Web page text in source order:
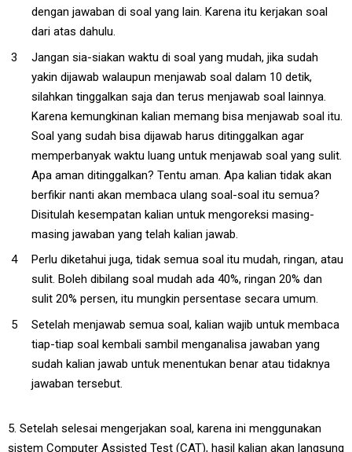
dengan jawaban di soal yang lain. Karena itu kerjakan soal
dari atas dahulu.
Jangan sia-siakan waktu di soal yang mudah, jika sudah
yakin dijawab walaupun menjawab soal dalam 10 detik,
silahkan tinggalkan saja dan terus menjawab soal lainnya.
Karena kemungkinan kalian memang bisa menjawab soal itu.
Soal yang sudah bisa dijawab harus ditinggalkan agar
memperbanyak waktu luang untuk menjawab soal yang sulit.
Apa aman ditinggalkan? Tentu aman. Apa kalian tidak akan
berfikir nanti akan membaca ulang soal-soal itu semua?
Disitulah kesempatan kalian untuk mengoreksi masing-
masing jawaban yang telah kalian jawab.
Perlu diketahui juga, tidak semua soal itu mudah, ringan, atau
sulit. Boleh dibilang soal mudah ada 40%, ringan 20% dan
sulit 20% persen, itu mungkin persentase secara umum.
Setelah menjawab semua soal, kalian wajib untuk membaca
tiap-tiap soal kembali sambil menganalisa jawaban yang
sudah kalian jawab untuk menentukan benar atau tidaknya
jawaban tersebut.
5. Setelah selesai mengerjakan soal, karena ini menggunakan
sistem Computer Assisted Test (CAT), hasil kalian akan langsung